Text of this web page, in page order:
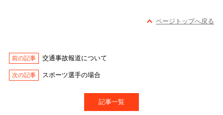
ページトップへ戻る
交通事故報道について
スポーツ選手の場合
記事一覧